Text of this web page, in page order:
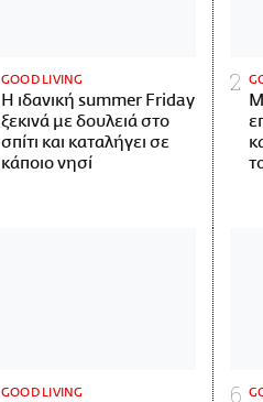
GOOD LIVING
Η ιδανική summer Friday
ξεκινά με δουλειά στο
σπίτι και καταλήγει σε
κάποιο νησί
GOOD LIVING